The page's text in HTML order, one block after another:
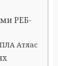
РЕБ-
Атлас